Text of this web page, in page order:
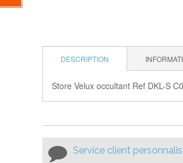
DESCRIPTION
Store Velux occultant Ref DKL-S
Service client